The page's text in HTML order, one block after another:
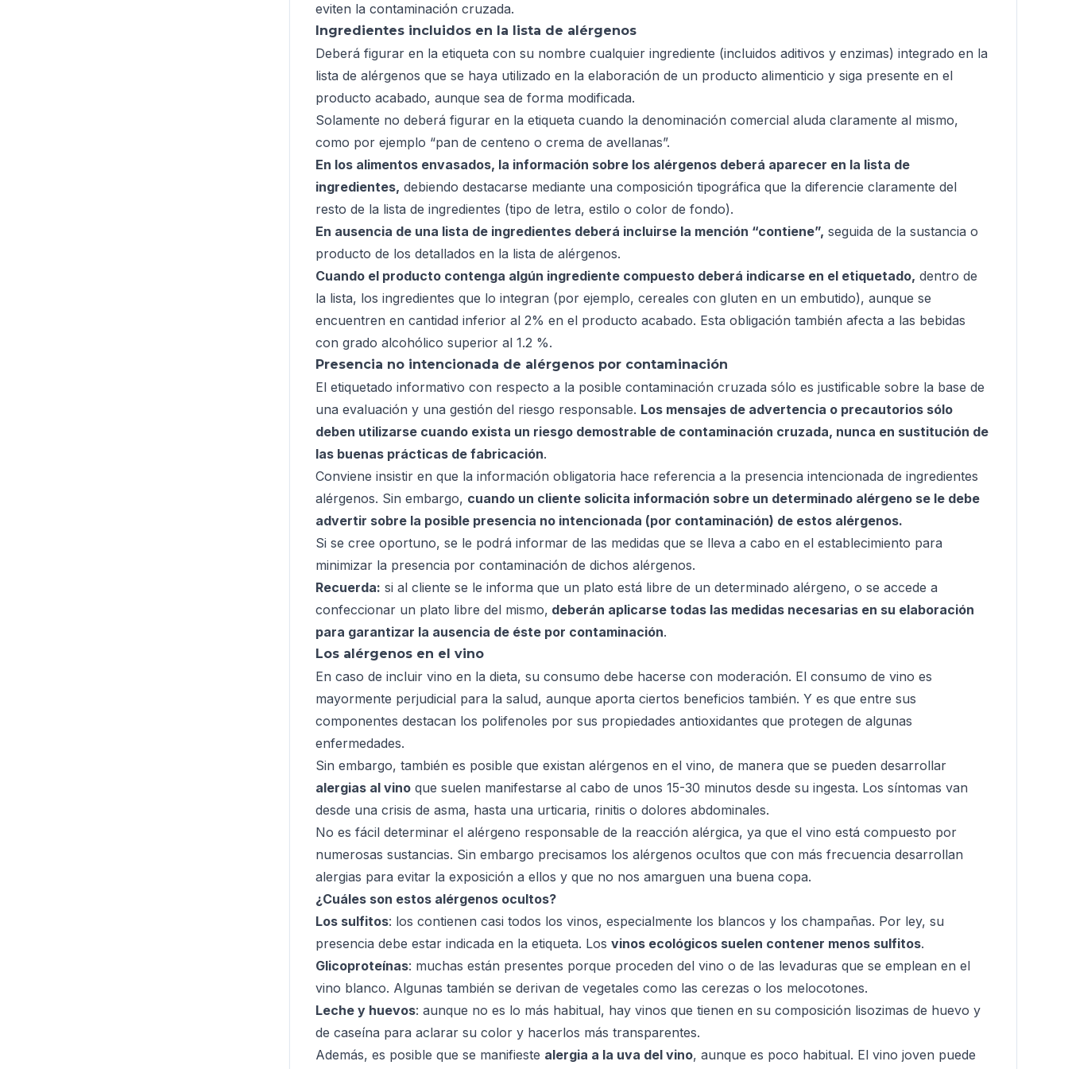
eviten la contaminación cruzada.
Ingredientes incluidos en la lista de alérgenos
Deberá figurar en la etiqueta con su nombre cualquier ingrediente (incluidos aditivos y enzimas) integrado en la
lista de alérgenos que se haya utilizado en la elaboración de un producto alimenticio y siga presente en el
producto acabado, aunque sea de forma modificada.
Solamente no deberá figurar en la etiqueta cuando la denominación comercial aluda claramente al mismo,
como por ejemplo “pan de centeno o crema de avellanas”.
En los alimentos envasados, la información sobre los alérgenos deberá aparecer en la lista de
ingredientes, debiendo destacarse mediante una composición tipográfica que la diferencie claramente del
resto de la lista de ingredientes (tipo de letra, estilo o color de fondo).
En ausencia de una lista de ingredientes deberá incluirse la mención “contiene”, seguida de la sustancia o
producto de los detallados en la lista de alérgenos.
Cuando el producto contenga algún ingrediente compuesto deberá indicarse en el etiquetado, dentro de
la lista, los ingredientes que lo integran (por ejemplo, cereales con gluten en un embutido), aunque se
encuentren en cantidad inferior al 2% en el producto acabado. Esta obligación también afecta a las bebidas
con grado alcohólico superior al 1.2 %.
Presencia no intencionada de alérgenos por contaminación
El etiquetado informativo con respecto a la posible contaminación cruzada sólo es justificable sobre la base de
una evaluación y una gestión del riesgo responsable. Los mensajes de advertencia o precautorios sólo
deben utilizarse cuando exista un riesgo demostrable de contaminación cruzada, nunca en sustitución de
las buenas prácticas de fabricación.
Conviene insistir en que la información obligatoria hace referencia a la presencia intencionada de ingredientes
alérgenos. Sin embargo, cuando un cliente solicita información sobre un determinado alérgeno se le debe
advertir sobre la posible presencia no intencionada (por contaminación) de estos alérgenos.
Si se cree oportuno, se le podrá informar de las medidas que se lleva a cabo en el establecimiento para
minimizar la presencia por contaminación de dichos alérgenos.
Recuerda: si al cliente se le informa que un plato está libre de un determinado alérgeno, o se accede a
confeccionar un plato libre del mismo, deberán aplicarse todas las medidas necesarias en su elaboración
para garantizar la ausencia de éste por contaminación.
Los alérgenos en el vino
En caso de incluir vino en la dieta, su consumo debe hacerse con moderación. El consumo de vino es
mayormente perjudicial para la salud, aunque aporta ciertos beneficios también. Y es que entre sus
componentes destacan los polifenoles por sus propiedades antioxidantes que protegen de algunas
enfermedades.
Sin embargo, también es posible que existan alérgenos en el vino, de manera que se pueden desarrollar
alergias al vino que suelen manifestarse al cabo de unos 15-30 minutos desde su ingesta. Los síntomas van
desde una crisis de asma, hasta una urticaria, rinitis o dolores abdominales.
No es fácil determinar el alérgeno responsable de la reacción alérgica, ya que el vino está compuesto por
numerosas sustancias. Sin embargo precisamos los alérgenos ocultos que con más frecuencia desarrollan
alergias para evitar la exposición a ellos y que no nos amarguen una buena copa.
¿Cuáles son estos alérgenos ocultos?
Los sulfitos: los contienen casi todos los vinos, especialmente los blancos y los champañas. Por ley, su
presencia debe estar indicada en la etiqueta. Los vinos ecológicos suelen contener menos sulfitos.
Glicoproteínas: muchas están presentes porque proceden del vino o de las levaduras que se emplean en el
vino blanco. Algunas también se derivan de vegetales como las cerezas o los melocotones.
Leche y huevos: aunque no es lo más habitual, hay vinos que tienen en su composición lisozimas de huevo y
de caseína para aclarar su color y hacerlos más transparentes.
Además, es posible que se manifieste alergia a la uva del vino, aunque es poco habitual. El vino joven puede